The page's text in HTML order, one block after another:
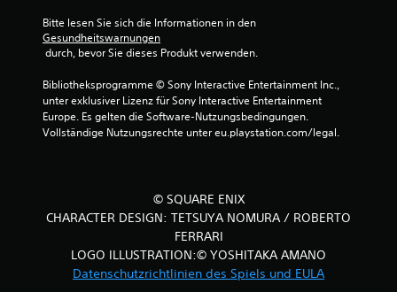
u
n
n
Bitte lesen Sie sich die Informationen in den
Gesundheitswarnungen
durch, bevor Sie dieses Produkt verwenden.
Bibliotheksprogramme © Sony Interactive Entertainment Inc.,
unter exklusiver Lizenz für Sony Interactive Entertainment
Europe. Es gelten die Software-Nutzungsbedingungen.
Vollständige Nutzungsrechte unter eu.playstation.com/legal.
© SQUARE ENIX
CHARACTER DESIGN: TETSUYA NOMURA / ROBERTO
FERRARI
LOGO ILLUSTRATION:© YOSHITAKA AMANO
Datenschutzrichtlinien des Spiels und EULA